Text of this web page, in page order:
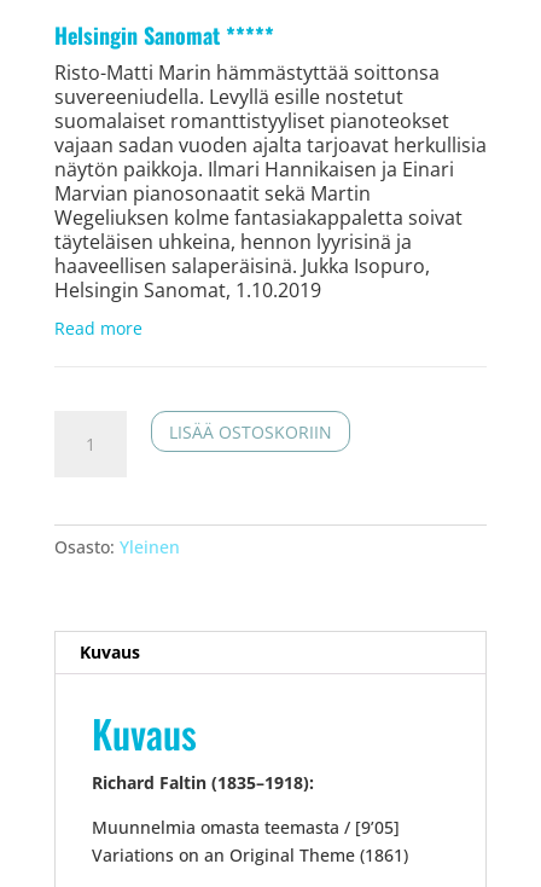
Helsingin Sanomat *****
Risto-Matti Marin hämmäs­tyttää soittonsa
suveree­niudella. Levyllä esille nostetut
suomalaiset romanttistyyliset pianoteokset
vajaan sadan vuoden ajalta tarjoavat herkullisia
näytön paikkoja. Ilmari Hannikaisen ja Einari
Marvian pianosonaatit sekä Martin
Wegeliuksen kolme fantasiakappaletta soivat
täyteläisen uhkeina, hennon lyyrisinä ja
haaveellisen salaperäisinä. Jukka Isopuro,
Helsingin Sanomat, 1.10.2019
Read more
Treasures
LISÄÄ OSTOSKORIIN
Osasto: Yleinen
Kuvaus
Kuvaus
Richard Faltin (1835–1918):
Muunnelmia omasta teemasta / [9’05]
Variations on an Original Theme (1861)